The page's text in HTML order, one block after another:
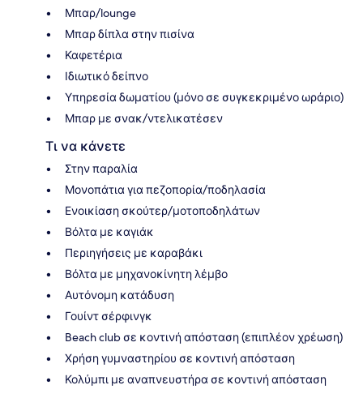
Μπαρ/lounge
Μπαρ δίπλα στην πισίνα
Καφετέρια
Ιδιωτικό δείπνο
Υπηρεσία δωματίου (μόνο σε συγκεκριμένο ωράριο)
Μπαρ με σνακ/ντελικατέσεν
Τι να κάνετε
Στην παραλία
Μονοπάτια για πεζοπορία/ποδηλασία
Ενοικίαση σκούτερ/μοτοποδηλάτων
Βόλτα με καγιάκ
Περιηγήσεις με καραβάκι
Βόλτα με μηχανοκίνητη λέμβο
Αυτόνομη κατάδυση
Γουίντ σέρφινγκ
Beach club σε κοντινή απόσταση (επιπλέον χρέωση)
Χρήση γυμναστηρίου σε κοντινή απόσταση
Κολύμπι με αναπνευστήρα σε κοντινή απόσταση